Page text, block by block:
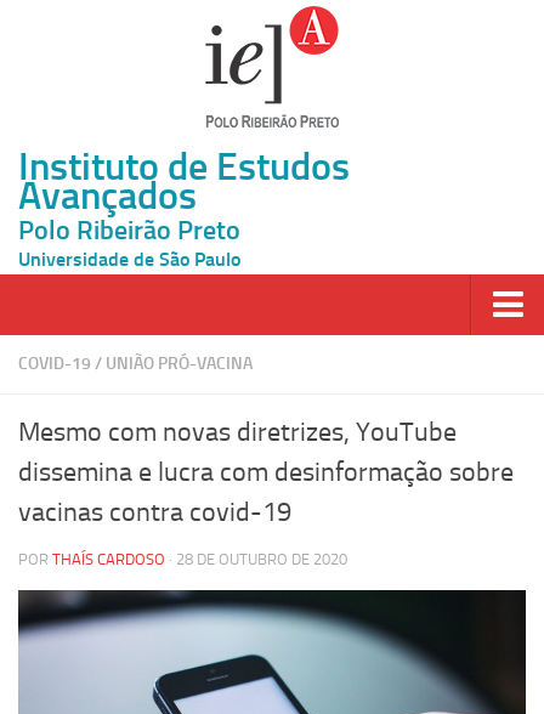
Instituto de Estudos
Avançados
Polo Ribeirão Preto
Universidade de São Paulo
Página Inicial
Inscrição
Grupos de Estudo
Carreira Docente de Impacto
Ciência, Arte, Educação e Sociedade: CienArtES
COVID-19 / UNIÃO PRÓ-VACINA
Mesmo com novas diretrizes, YouTube
dissemina e lucra com desinformação sobre
vacinas contra covid-19
POR THAÍS CARDOSO · 28 DE OUTUBRO DE 2020